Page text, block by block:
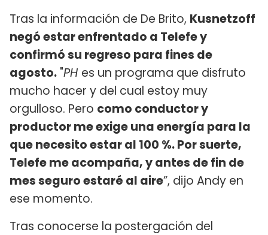
Tras la información de De Brito, Kusnetzoff
negó estar enfrentado a Telefe y
confirmó su regreso para fines de
agosto. "PH es un programa que disfruto
mucho hacer y del cual estoy muy
orgulloso. Pero como conductor y
productor me exige una energía para la
que necesito estar al 100 %. Por suerte,
Telefe me acompaña, y antes de fin de
mes seguro estaré al aire”, dijo Andy en
ese momento.
Tras conocerse la postergación del